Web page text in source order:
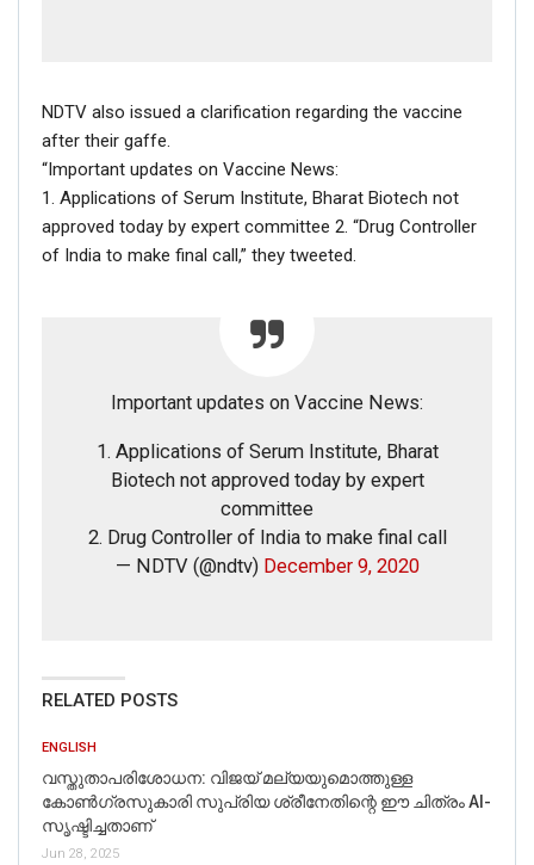
NDTV also issued a clarification regarding the vaccine
after their gaffe.
“Important updates on Vaccine News:
1. Applications of Serum Institute, Bharat Biotech not
approved today by expert committee 2. “Drug Controller
of India to make final call,” they tweeted.
Important updates on Vaccine News:
1. Applications of Serum Institute, Bharat
Biotech not approved today by expert
committee
2. Drug Controller of India to make final call
— NDTV (@ndtv) December 9, 2020
RELATED POSTS
ENGLISH
വസ്തുതാപരിശോധന: വിജയ് മല്യയുമൊത്തുള്ള
കോൺഗ്രസുകാരി സുപ്രിയ ശ്രീനേതിന്റെ ഈ ചിത്രം AI-
സൃഷ്ടിച്ചതാണ്
Jun 28, 2025